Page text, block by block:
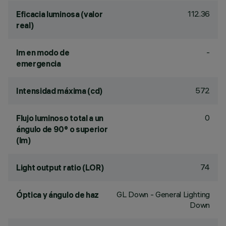
Eficacia luminosa (valor
real)
112.36
lm en modo de
emergencia
-
Intensidad máxima (cd) 572
Flujo luminoso total a un
ángulo de 90° o superior
(lm)
0
Light output ratio (LOR) 74
Óptica y ángulo de haz
GL Down - General Lighting
Down